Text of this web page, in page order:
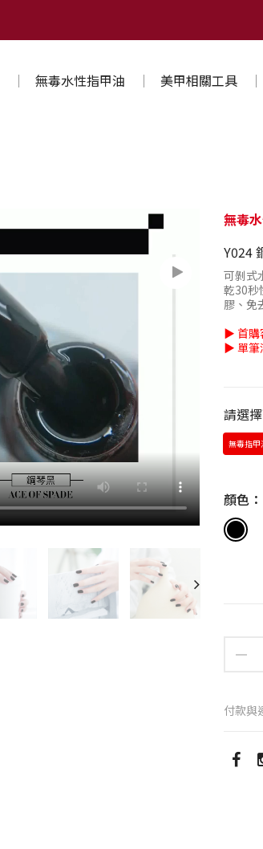
無毒水性指甲油 美甲相關工具
無毒
Y024
可剝式
乾30秒
膠、免
▶ 首購
▶ 單筆
請選
無毒指
顏色：
付款與